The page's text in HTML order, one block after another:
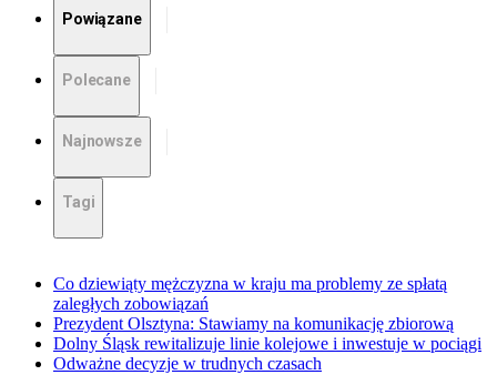
Powiązane
Polecane
Najnowsze
Tagi
Co dziewiąty mężczyzna w kraju ma problemy ze spłatą
zaległych zobowiązań
Prezydent Olsztyna: Stawiamy na komunikację zbiorową
Dolny Śląsk rewitalizuje linie kolejowe i inwestuje w pociągi
Odważne decyzje w trudnych czasach